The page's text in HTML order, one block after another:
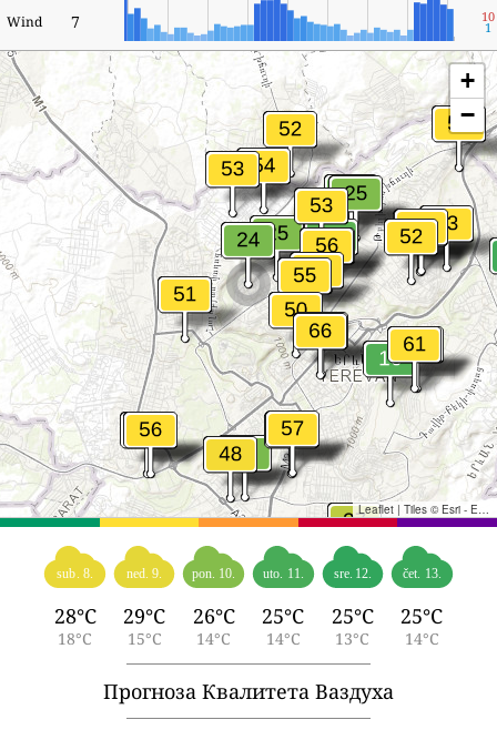
Wind 7 10
1
+
−
Leaflet | Tiles © Esri - Esri, DeLorme, NAVTEQ, TomTom, Intermap, iPC, USGS, FAO, NPS, NRCAN, GeoBase, Kadaster NL, Ordnance Survey, Esri Japan, METI, Esri China (Hong Kong), and the GIS User Community
sub. 8.
28°C
18°C
ned. 9.
29°C
15°C
pon. 10.
26°C
14°C
uto. 11.
25°C
14°C
sre. 12.
25°C
13°C
čet. 13.
25°C
14°C
Прогноза Квалитета Ваздуха